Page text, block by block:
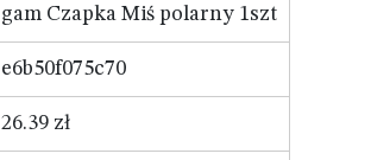
gam Czapka Miś polarny 1szt
e6b50f075c70
26.39 zł